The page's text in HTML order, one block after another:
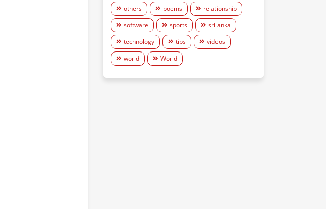
others
poems
relationship
software
sports
srilanka
technology
tips
videos
world
World